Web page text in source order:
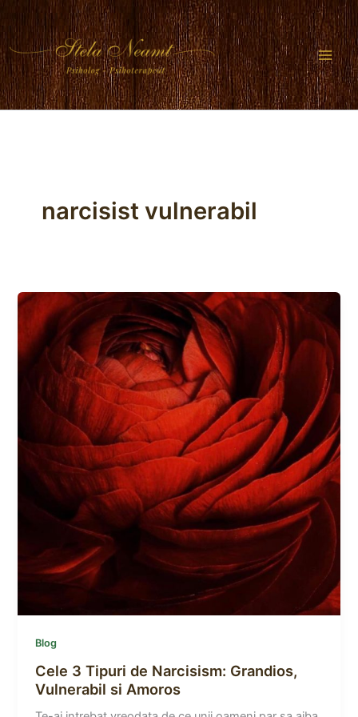
to
content
narcisist vulnerabil
Blog
Cele 3 Tipuri de Narcisism: Grandios,
Vulnerabil si Amoros